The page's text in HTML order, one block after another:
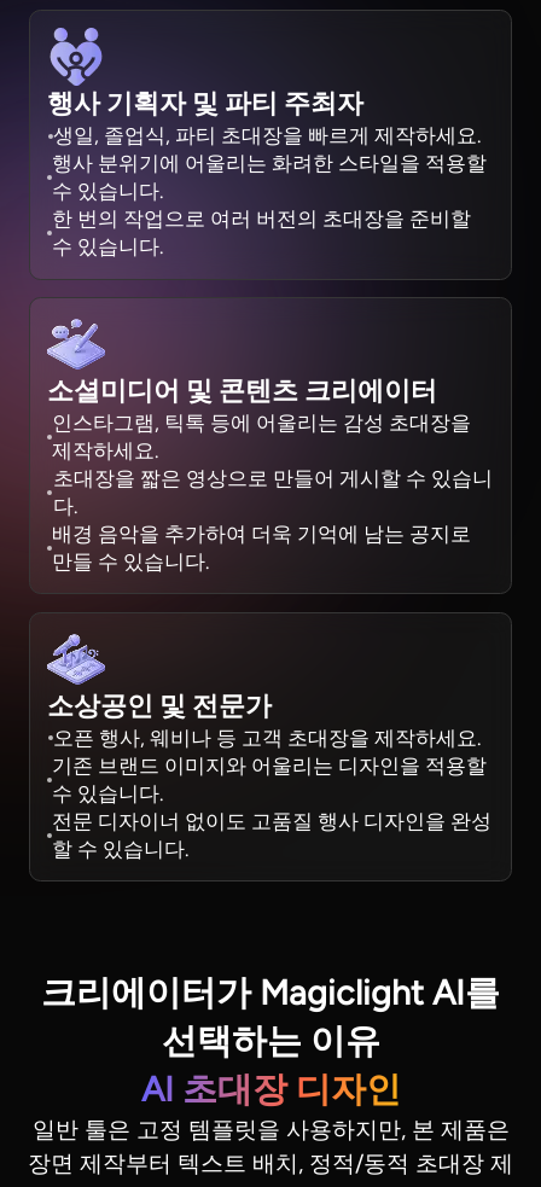
행사 기획자 및 파티 주최자
생일, 졸업식, 파티 초대장을 빠르게 제작하세요.
행사 분위기에 어울리는 화려한 스타일을 적용할
수 있습니다.
한 번의 작업으로 여러 버전의 초대장을 준비할
수 있습니다.
소셜미디어 및 콘텐츠 크리에이터
인스타그램, 틱톡 등에 어울리는 감성 초대장을
제작하세요.
초대장을 짧은 영상으로 만들어 게시할 수 있습니
다.
배경 음악을 추가하여 더욱 기억에 남는 공지로
만들 수 있습니다.
소상공인 및 전문가
오픈 행사, 웨비나 등 고객 초대장을 제작하세요.
기존 브랜드 이미지와 어울리는 디자인을 적용할
수 있습니다.
전문 디자이너 없이도 고품질 행사 디자인을 완성
할 수 있습니다.
크리에이터가 Magiclight AI를
선택하는 이유
AI 초대장 디자인
일반 툴은 고정 템플릿을 사용하지만, 본 제품은
장면 제작부터 텍스트 배치, 정적/동적 초대장 제